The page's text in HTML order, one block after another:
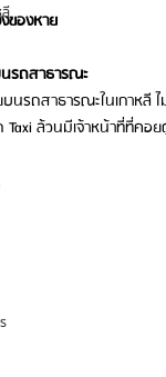
ของหาย
รถสาธารณะ
รถสาธารณะในเกาหลี ไ
ล้วนมีเจ้าหน้าที่ที่คอ